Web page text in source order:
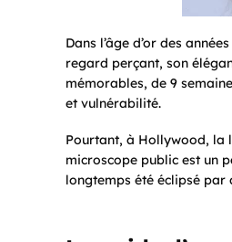
Dans l’âge d’or des
regard perçant, son
mémorables, de 9
et vulnérabilité.
Pourtant, à Hollywood, la
microscope public est un
longtemps été éclipsé par